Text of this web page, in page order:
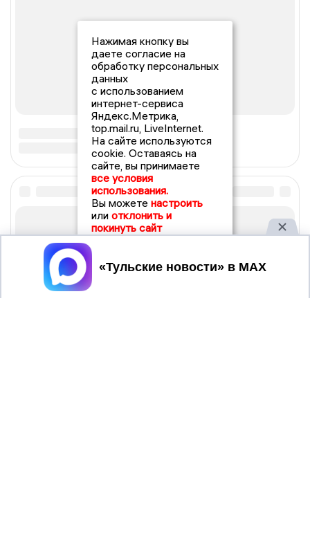
Нажимая кнопку вы
даете согласие на
обработку персональных
данных
с использованием
интернет-сервиса
Яндекс.Метрика,
top.mail.ru, LiveInternet.
На сайте используются
cookie. Оставаясь на
сайте, вы принимаете
все условия
использования.
Вы можете настроить
или отклонить и
покинуть сайт
Принять